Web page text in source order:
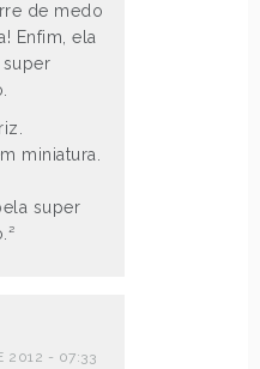
de medo
Enfim, ela
miniatura.
super
2012 - 07:33